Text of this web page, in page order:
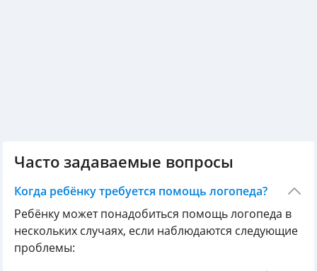
Часто задаваемые вопросы
Когда ребёнку требуется помощь логопеда?
Ребёнку может понадобиться помощь логопеда в
нескольких случаях, если наблюдаются следующие
проблемы: